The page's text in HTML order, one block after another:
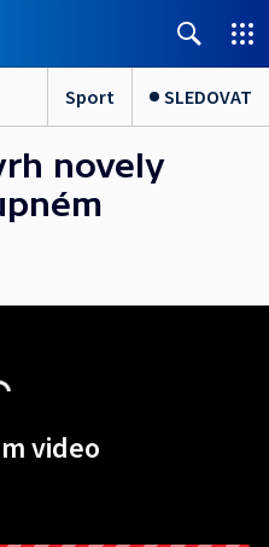
Sport SLEDOVAT
novely
video